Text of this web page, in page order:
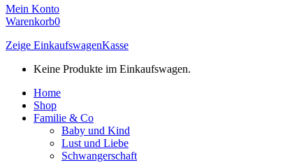
Mein Konto
Warenkorb0
Zeige EinkaufswagenKasse
Keine Produkte im Einkaufswagen.
Home
Shop
Familie & Co
Baby und Kind
Lust und Liebe
Schwangerschaft